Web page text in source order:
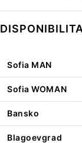
Sofia MAN
Sofia WOMAN
Bansko
Blagoevgrad